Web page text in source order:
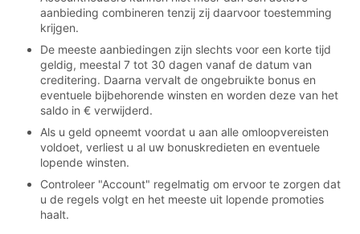
aanbieding combineren tenzij zij daarvoor toestemming
krijgen.
De meeste aanbiedingen zijn slechts voor een korte tijd
geldig, meestal 7 tot 30 dagen vanaf de datum van
creditering. Daarna vervalt de ongebruikte bonus en
eventuele bijbehorende winsten en worden deze van het
saldo in € verwijderd.
Als u geld opneemt voordat u aan alle omloopvereisten
voldoet, verliest u al uw bonuskredieten en eventuele
lopende winsten.
Controleer "Account" regelmatig om ervoor te zorgen dat
u de regels volgt en het meeste uit lopende promoties
haalt.